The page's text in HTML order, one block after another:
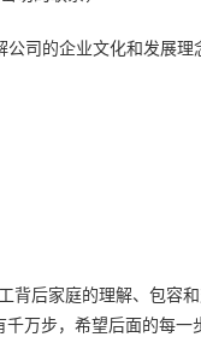
司的企业文化和发展理
后家庭的理解、包容
万步，希望后面的每一